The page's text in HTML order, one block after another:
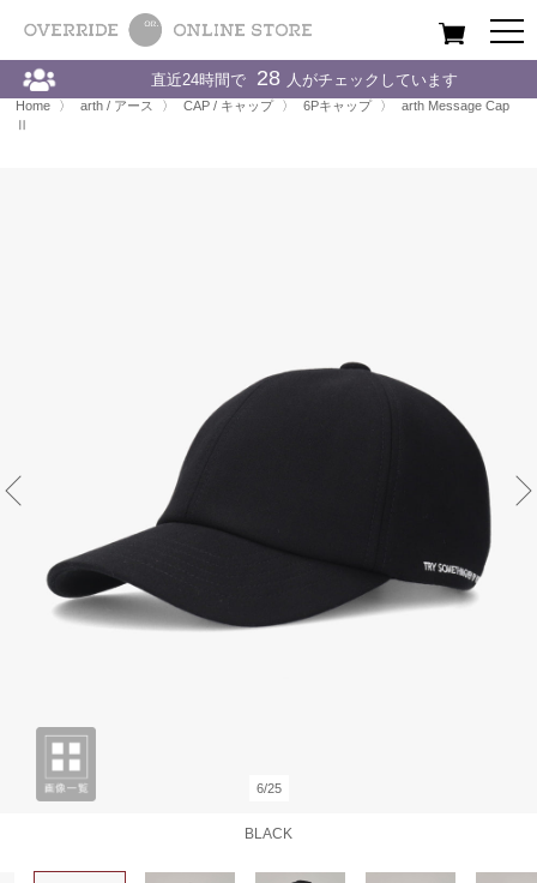
All Women Men
Home arth / アース 〉 CAP / キャップ 〉 arth Message Cap Ⅱ
Home
〉 arth / アース 〉 CAP / キャップ 〉 6Pキャップ 〉
arth Message Cap
Ⅱ
6/25
BLACK
直近24時間で 28 人がチェックしています